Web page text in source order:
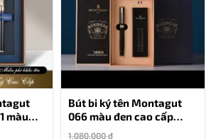
màu
cá
Bút bi ký tên Montagut
066 màu đen cao cấp
tặng kèm 2 ngòi thay thế
1.080.000₫